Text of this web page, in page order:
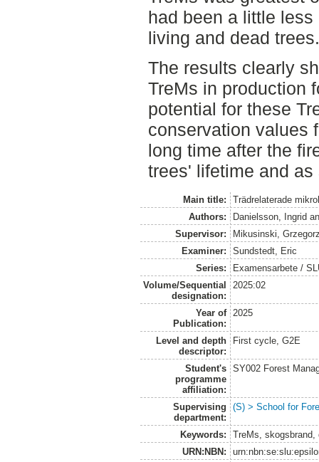
had been a little
living and dead trees.
The results clearly
TreMs in production
potential for these
conservation values
long time after the
trees' lifetime and
Main title:
Trädrelaterade
Authors:
Danielsson, Ingrid
Supervisor:
Mikusinski,
Examiner:
Sundstedt, Eric
Series:
Examensarbete /
Volume/Sequential
designation:
2025:02
Year of
Publication:
2025
Level and depth
descriptor:
First cycle, G2E
Student's
programme
affiliation:
SY002 Forest
Supervising
department:
(S) > School for
Keywords:
TreMs, skogsbrand,
URN:NBN: